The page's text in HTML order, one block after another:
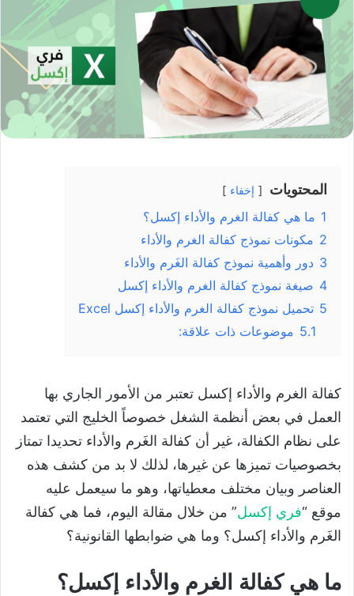
المحتويات إخفاء
1 ما هي كفالة الغرم والأداء إكسل؟
2 مكونات نموذج كفالة الغرم والأداء
3 دور وأهمية نموذج كفالة الغَرم والأداء
4 صيغة نموذج كفالة الغرم والأداء إكسل
5 تحميل نموذج كفالة الغرم والأداء إكسل Excel
5.1 موضوعات ذات علاقة:
كفالة الغرم والأداء إكسل تعتبر من الأمور الجاري بها
العمل في بعض أنظمة الشغل خصوصاً الخليج التي تعتمد
على نظام الكفالة، غير أن كفالة الغَرم والأداء تحديدا تمتاز
بخصوصيات تميزها عن غيرها، لذلك لا بد من كشف هذه
العناصر وبيان مختلف معطياتها، وهو ما سيعمل عليه
موقع “فري إكسل” من خلال مقالة اليوم، فما هي كفالة
الغَرم والأداء إكسل؟ وما هي ضوابطها القانونية؟
ما هي كفالة الغرم والأداء إكسل؟